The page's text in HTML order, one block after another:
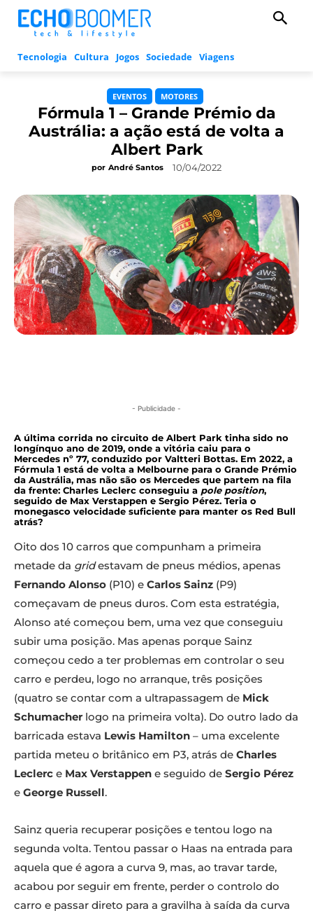
Tecnologia Cultura Jogos Sociedade Viagens
EVENTOS MOTORES
Fórmula 1 – Grande Prémio da
Austrália: a ação está de volta a
Albert Park
por André Santos 10/04/2022
- Publicidade -
A última corrida no circuito de Albert Park tinha sido no
longínquo ano de 2019, onde a vitória caiu para o
Mercedes nº 77, conduzido por Valtteri Bottas. Em 2022, a
Fórmula 1 está de volta a Melbourne para o Grande Prémio
da Austrália, mas não são os Mercedes que partem na fila
da frente: Charles Leclerc conseguiu a pole position,
seguido de Max Verstappen e Sergio Pérez. Teria o
monegasco velocidade suficiente para manter os Red Bull
atrás?
Oito dos 10 carros que compunham a primeira
metade da gridestavam de pneus médios, apenas
Fernando Alonso (P10) e Carlos Sainz (P9)
começavam de pneus duros. Com esta estratégia,
Alonso até começou bem, uma vez que conseguiu
subir uma posição. Mas apenas porque Sainz
começou cedo a ter problemas em controlar o seu
carro e perdeu, logo no arranque, três posições
(quatro se contar com a ultrapassagem de Mick
Schumacher logo na primeira volta). Do outro lado da
barricada estava Lewis Hamilton – uma excelente
partida meteu o britânico em P3, atrás de Charles
Leclerc e Max Verstappen e seguido de Sergio Pérez
e George Russell.
Sainz queria recuperar posições e tentou logo na
segunda volta. Tentou passar o Haas na entrada para
aquela que é agora a curva 9, mas, ao travar tarde,
acabou por seguir em frente, perder o controlo do
carro e passar direto para a gravilha à saída da curva